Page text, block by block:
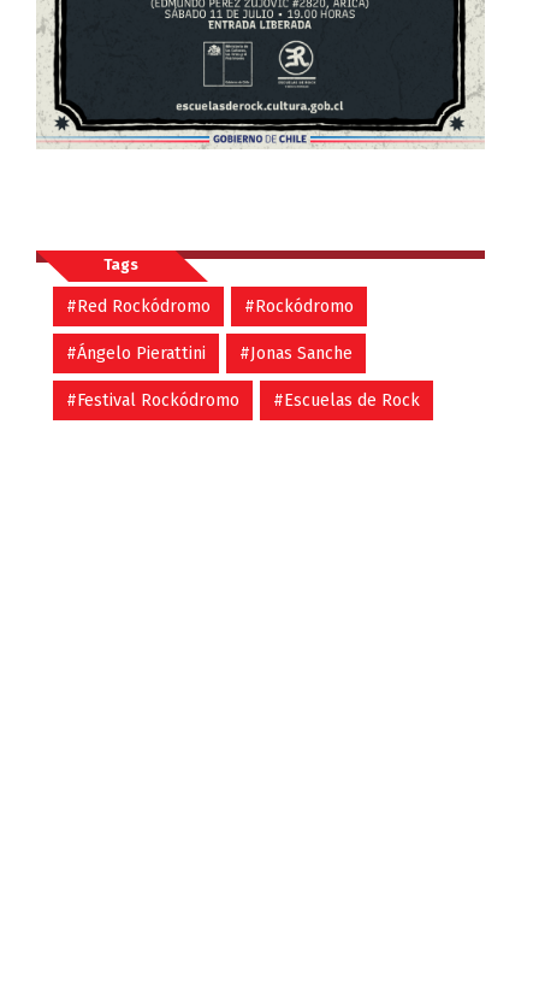
Tags
#Red Rockódromo #Rockódromo
#Ángelo Pierattini #Jonas Sanche
#Festival Rockódromo #Escuelas de Rock